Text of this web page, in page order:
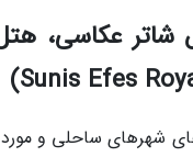
شاتر عکاسی،
شهرهای ساحلی و مورد